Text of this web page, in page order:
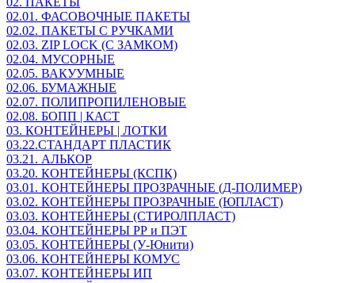
02.01. ФАСОВОЧНЫЕ ПАКЕТЫ
02.02. ПАКЕТЫ С РУЧКАМИ
02.03. ZIP LOСK (С ЗАМКОМ)
02.04. МУСОРНЫЕ
02.05. ВАКУУМНЫЕ
02.06. БУМАЖНЫЕ
02.07. ПОЛИПРОПИЛЕНОВЫЕ
02.08. БОПП | КАСТ
03. КОНТЕЙНЕРЫ | ЛОТКИ
03.22.СТАНДАРТ ПЛАСТИК
03.21. АЛЬКОР
03.20. КОНТЕЙНЕРЫ (КСПК)
03.01. КОНТЕЙНЕРЫ ПРОЗРАЧНЫЕ (Д-ПОЛИМЕР)
03.02. КОНТЕЙНЕРЫ ПРОЗРАЧНЫЕ (ЮПЛАСТ)
03.03. КОНТЕЙНЕРЫ (СТИРОЛПЛАСТ)
03.04. КОНТЕЙНЕРЫ РР и ПЭТ
03.05. КОНТЕЙНЕРЫ (У-Юнити)
03.06. КОНТЕЙНЕРЫ КОМУС
03.07. КОНТЕЙНЕРЫ ИП